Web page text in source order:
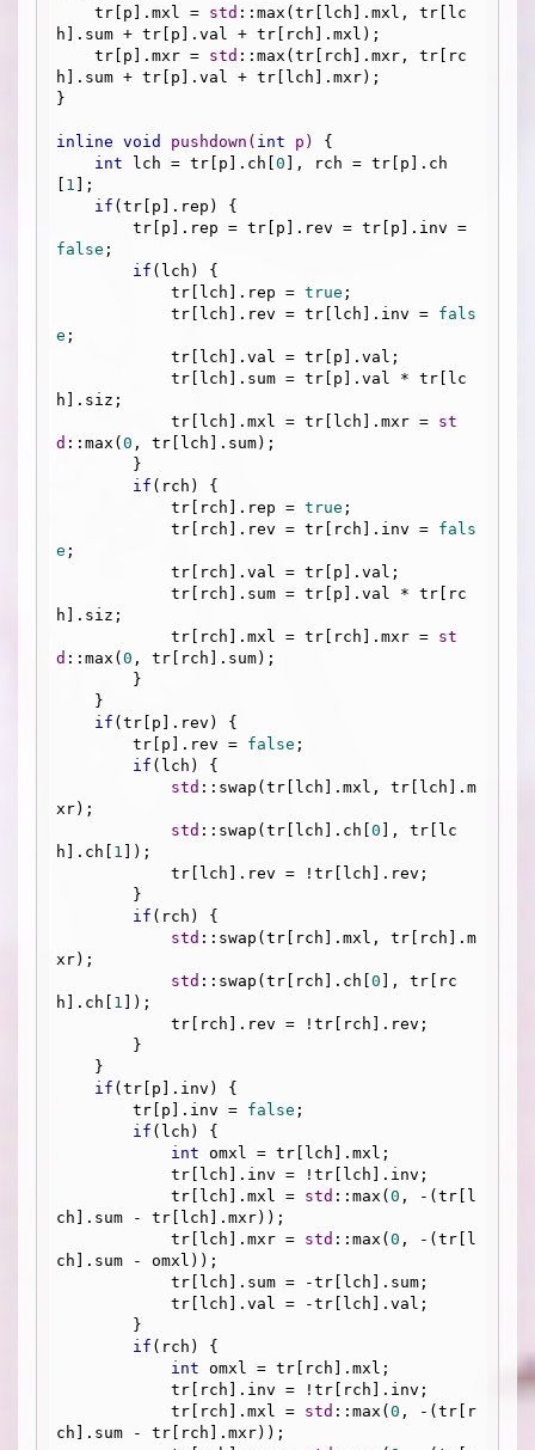
    tr[p].mxl =
std ::max(tr[lch].mxl, tr[lc
h].sum + tr[p].val + tr[rch].mxl);
    tr[p].mxr =
std ::max(tr[rch].mxr, tr[rc
h].sum + tr[p].val + tr[lch].mxr);
}
inline void pushdown ( int p)
{
int lch = tr[p].ch[ 0 ], rch = tr[p].ch
1
];
if (tr[p].rep) {
false ;
if (lch) {
            tr[lch].rep =
true ;
            tr[lch].rev = tr[lch].inv =
fals
e ;
h].siz;
            tr[lch].mxl = tr[lch].mxr =
st
d ::max( 0 , tr[lch].sum);
if (rch) {
            tr[rch].rep =
true ;
            tr[rch].rev = tr[rch].inv =
fals
e ;
h].siz;
            tr[rch].mxl = tr[rch].mxr =
st
d ::max( 0 , tr[rch].sum);
if (tr[p].rev) {
        tr[p].rev =
false ;
if (lch) {
std ::swap(tr[lch].mxl, tr[lch].m
xr);
std ::swap(tr[lch].ch[ 0 ], tr[lc
h].ch[ 1
]);
if (rch) {
std ::swap(tr[rch].mxl, tr[rch].m
xr);
std ::swap(tr[rch].ch[ 0 ], tr[rc
h].ch[ 1
]);
if (tr[p].inv) {
        tr[p].inv =
false ;
if (lch) {
int omxl = tr[lch].mxl;
            tr[lch].mxl =
std ::max( 0 , -(tr[l
ch].sum - tr[lch].mxr));
            tr[lch].mxr =
std ::max( 0 , -(tr[l
ch].sum - omxl));
if (rch) {
int omxl = tr[rch].mxl;
            tr[rch].mxl =
std ::max( 0 , -(tr[r
ch].sum - tr[rch].mxr));